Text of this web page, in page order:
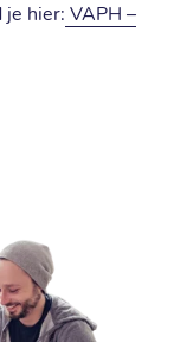
je hier: VAPH –